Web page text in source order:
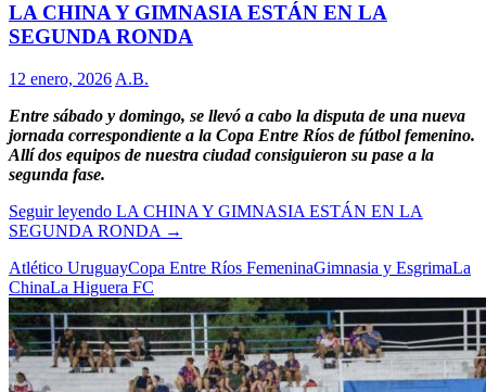
LA CHINA Y GIMNASIA ESTÁN EN LA
SEGUNDA RONDA
12 enero, 2026 A.B.
Entre sábado y domingo, se llevó a cabo la disputa de una nueva
jornada correspondiente a la Copa Entre Ríos de fútbol femenino.
Allí dos equipos de nuestra ciudad consiguieron su pase a la
segunda fase.
Seguir leyendo LA CHINA Y GIMNASIA ESTÁN EN LA
SEGUNDA RONDA →
Atlético UruguayCopa Entre Ríos FemeninaGimnasia y EsgrimaLa
ChinaLa Higuera FC